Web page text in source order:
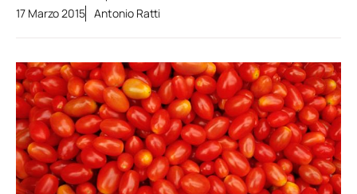
17 Marzo 2015 Antonio Ratti